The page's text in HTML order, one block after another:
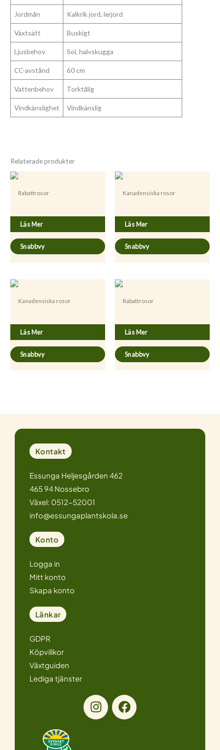
Jordmån Kalkrik jord, lerjord
Växtsätt Buskigt
Ljusbehov Sol, halvskugga
CC-avstånd 60 cm
Vattenbehov Torktålig
Vindkänslighet Vindkänslig
Relaterade produkter
Rabattrosor
Läs Mer
Snabbvy
Kanadensiska rosor
Läs Mer
Snabbvy
Kanadensiska rosor
Läs Mer
Snabbvy
Rabattrosor
Läs Mer
Snabbvy
Kontakt
Essunga Heljesgården 462
465 94 Nossebro
Växel: 0512-52001
info@essungaplantskola.se
Konto
Logga in
Mitt konto
Skapa konto
Länkar
GDPR
Köpvillkor
Växtguiden
Lediga tjänster
I
n
F
a